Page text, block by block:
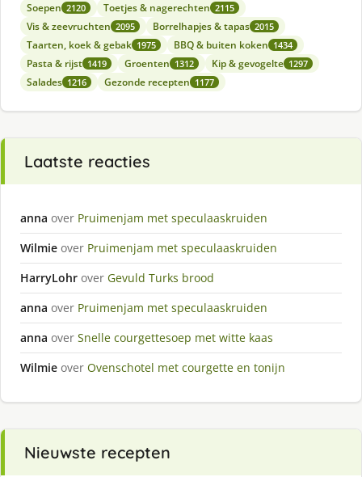
Soepen 2120 Toetjes & nagerechten 2115
Vis & zeevruchten 2095 Borrelhapjes & tapas 2015
Taarten, koek & gebak 1975 BBQ & buiten koken 1434
Pasta & rijst 1419 Groenten 1312 Kip & gevogelte 1297
Salades 1216 Gezonde recepten 1177
Laatste reacties
anna over Pruimenjam met speculaaskruiden
Wilmie over Pruimenjam met speculaaskruiden
HarryLohr over Gevuld Turks brood
anna over Pruimenjam met speculaaskruiden
anna over Snelle courgettesoep met witte kaas
Wilmie over Ovenschotel met courgette en tonijn
Nieuwste recepten